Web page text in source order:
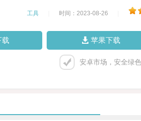
工具 时间：2023-08-26
载 苹果下载
安卓市场，安全绿色